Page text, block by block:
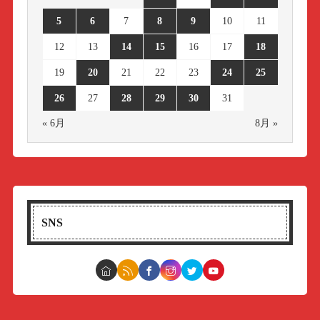
5 6 7 8 9 10 11
12 13 14 15 16 17 18
19 20 21 22 23 24 25
26 27 28 29 30 31
« 6月 8月 »
SNS